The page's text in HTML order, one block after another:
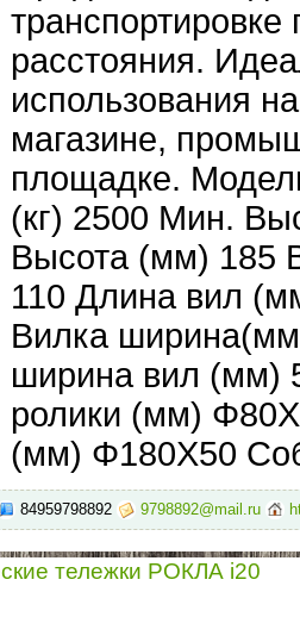
транспортировке
расстояния.
использования
магазине,
площадке.
(кг) 2500 Мин.
Высота (мм) 185
110 Длина вил
Вилка
ширина вил (мм)
ролики (мм)
(мм) Φ180X50
84959798892 9798892@mail.ru
тележки РОКЛА i20